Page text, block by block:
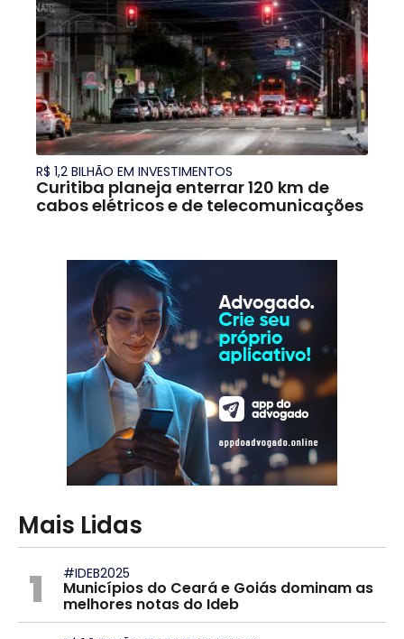
R$ 1,2 BILHÃO EM INVESTIMENTOS
Curitiba planeja enterrar 120 km de
cabos elétricos e de telecomunicações
Mais Lidas
1 #IDEB2025
Municípios do Ceará e Goiás dominam as
melhores notas do Ideb